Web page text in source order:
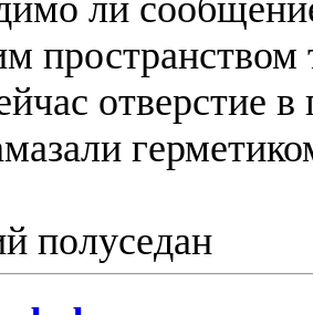
ли
отверстие
полуседан